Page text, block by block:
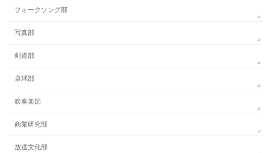
フォークソング部
写真部
剣道部
卓球部
吹奏楽部
商業研究部
放送文化部